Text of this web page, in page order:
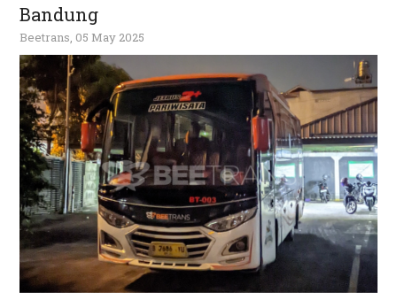
Bandung
Beetrans, 05 May 2025